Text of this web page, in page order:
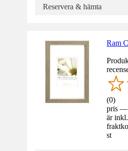
Reservera & hämta
Ram
(0)
pris —
är
st